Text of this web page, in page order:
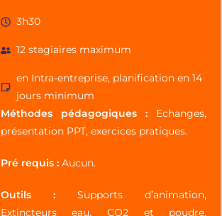
3h30
12 stagiaires maximum
en Intra-entreprise, planification en 14
jours minimum
Méthodes pédagogiques : Echanges,
présentation PPT, exercices pratiques.
Pré requis : Aucun.
Outils :Supports d’animation,
Extincteurs eau, CO2 et poudre,